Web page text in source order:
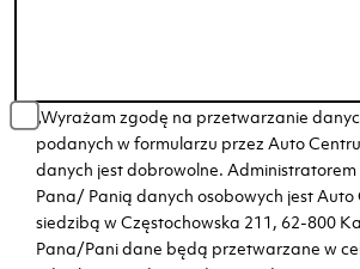
„Wyrażam zgodę na przetwarzanie
podanych w formularzu przez Auto
danych jest dobrowolne.
Pana/ Panią danych osobowych jest Auto
siedzibą w Częstochowska 211, 62-800
Pana/Pani dane będą przetwarzane w